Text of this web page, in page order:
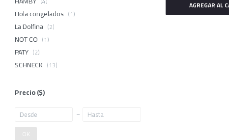
Hola congelados (1)
La Dolfina (2)
NOT CO (1)
PATY (2)
SCHNECK (13)
Precio($)
OK